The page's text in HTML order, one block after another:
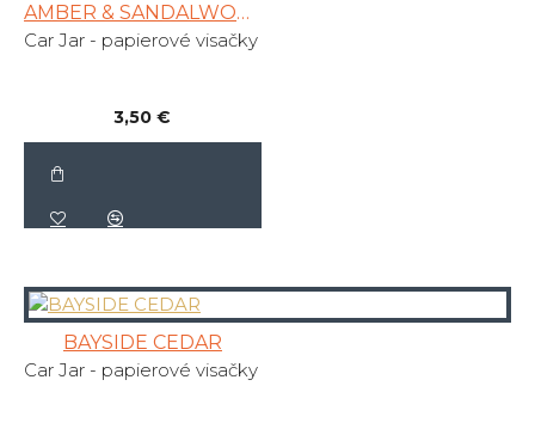
AMBER & SANDALWOOD
Car Jar - papierové visačky
3,50 €
BAYSIDE CEDAR
Car Jar - papierové visačky